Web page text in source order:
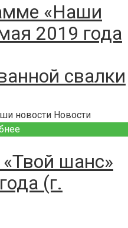
«Наши
2019 года
свалки
новости Новости
«Твой шанс»
(г.